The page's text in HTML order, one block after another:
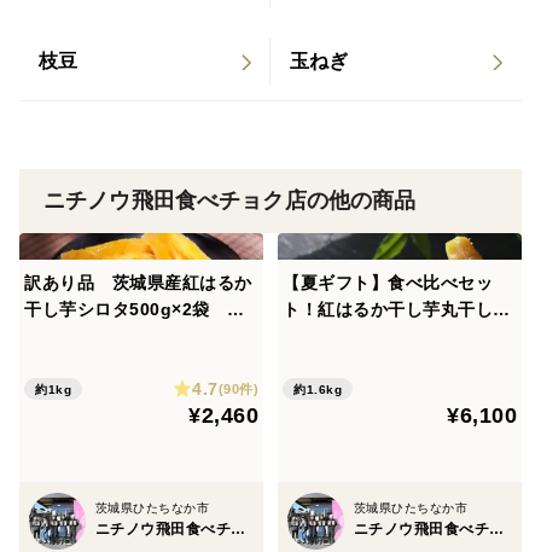
枝豆
玉ねぎ
ニチノウ飛田食べチョク店の他の商品
訳あり品 茨城県産紅はるか
干し芋シロタ500g×2袋 ネ
約1kg 4.7(90件)
¥2,460
茨城県ひたちなか市
ニチノウ飛田食べチョク店
【夏ギフト】食べ比べセッ
ト！紅はるか干し芋丸干し40
約1.6kg
¥6,100
茨城県ひたちなか市
ニチノウ飛田食べチョク店